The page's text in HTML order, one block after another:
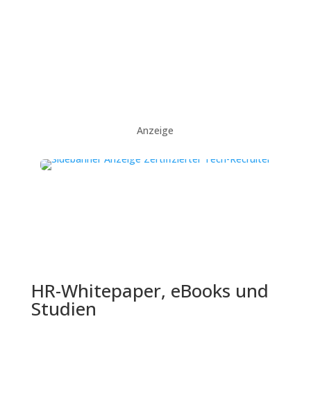
Anzeige
HR-Whitepaper, eBooks und
Studien